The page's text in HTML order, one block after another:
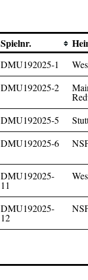
Spielnr.
DMU192025-1
DMU192025-2
DMU192025-5
DMU192025-6
DMU192025-
11
DMU192025-
12